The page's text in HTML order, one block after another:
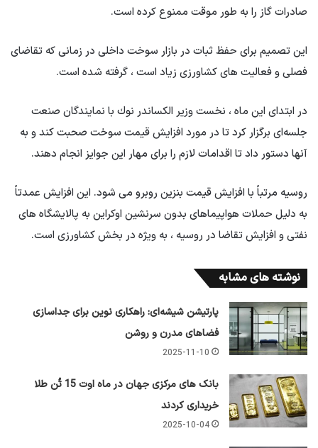
صادرات گاز را به طور موقت ممنوع كرده است.
این تصمیم برای حفظ ثبات در بازار سوخت داخلی در زمانی که تقاضای
فصلی و فعالیت های کشاورزی زیاد است ، گرفته شده است.
در ابتدای این ماه ، نخست وزیر الكساندر نوك با نمایندگان صنعت
جلسه‌ای برگزار كرد تا در مورد افزایش قیمت سوخت صحبت كند و به
آنها دستور داد تا اقدامات لازم را برای مهار این جوایز انجام دهند.
روسیه مرتباً با افزایش قیمت بنزین روبرو می شود. این افزایش عمدتاً
به دلیل حملات هواپیماهای بدون سرنشین اوکراین به پالایشگاه های
نفتی و افزایش تقاضا در روسیه ، به ویژه در بخش کشاورزی است.
نوشته های مشابه
پارتیشن شیشه‌ای: راهکاری نوین برای جداسازی
فضاهای مدرن و روشن
2025-11-10
بانک های مرکزی جهان در ماه اوت 15 تُن طلا
خریداری کردند
2025-10-04